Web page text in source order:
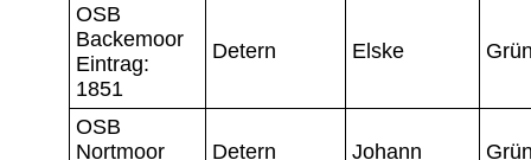
OSB
Backemoor
Eintrag:
1851
Detern Elske
OSB
Nortmoor
Detern Johann